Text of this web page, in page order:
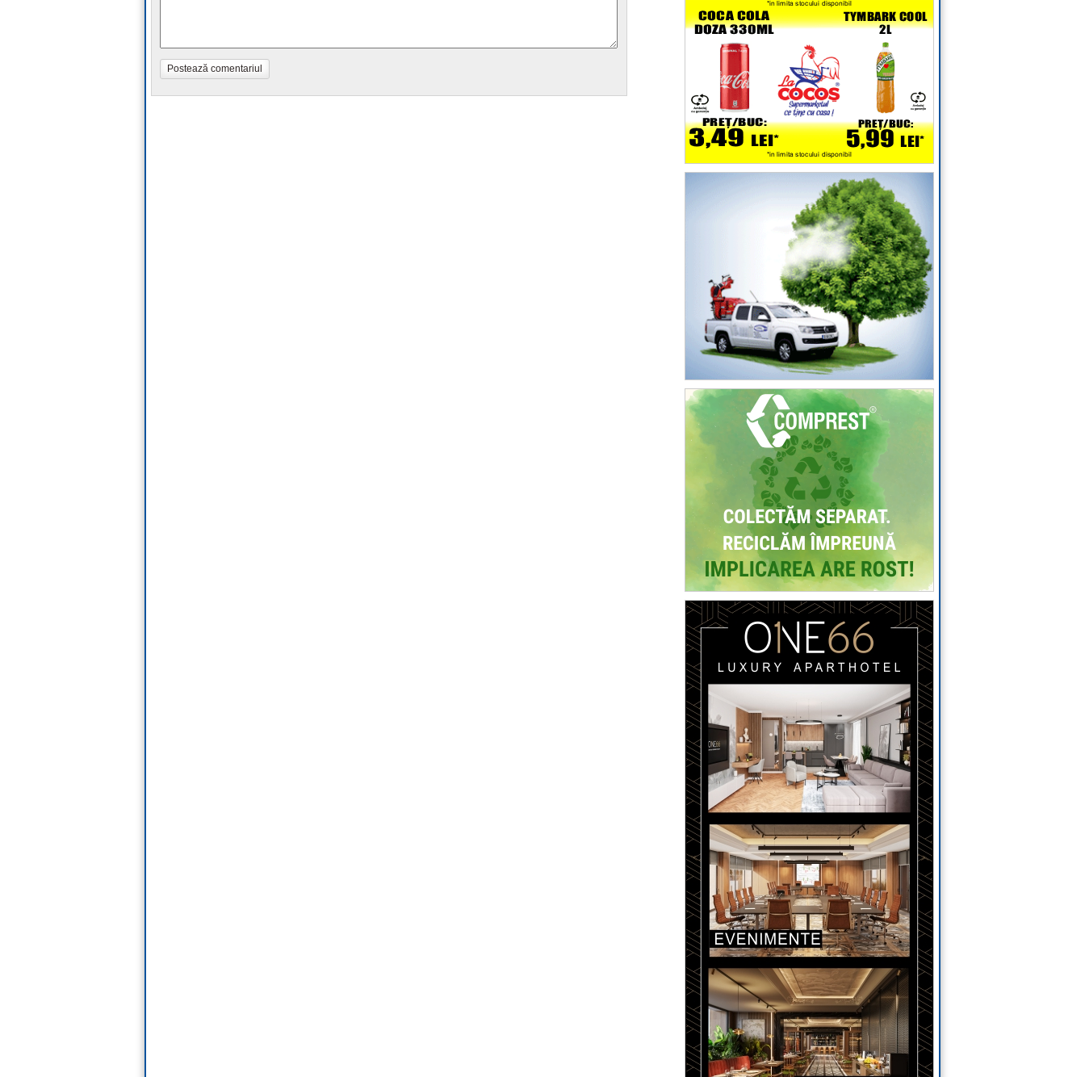
Postează comentariul